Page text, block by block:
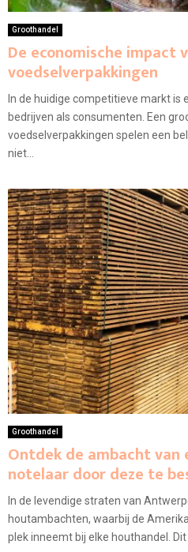
Groothandel
De economische impact
voedselverpakkingen
In de huidige competitieve markt is
bedrijven als consumenten. Een
voedselverpakkingen spelen een
niet...
Groothandel
Ontdek de ambacht van
notelaar door deze te
In de levendige straten van
houtambachten, waarbij de
plek inneemt bij elke houthandel. Dit